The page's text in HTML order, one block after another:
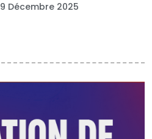
9 Décembre 2025